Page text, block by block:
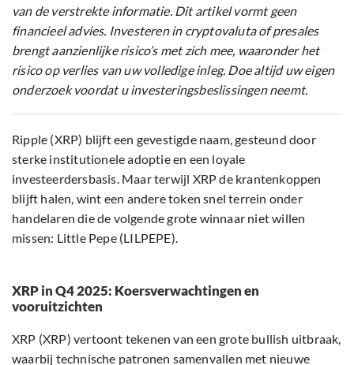
van de verstrekte informatie. Dit artikel vormt geen
financieel advies. Investeren in cryptovaluta of presales
brengt aanzienlijke risico’s met zich mee, waaronder het
risico op verlies van uw volledige inleg. Doe altijd uw eigen
onderzoek voordat u investeringsbeslissingen neemt.
Ripple (XRP) blijft een gevestigde naam, gesteund door
sterke institutionele adoptie en een loyale
investeerdersbasis. Maar terwijl XRP de krantenkoppen
blijft halen, wint een andere token snel terrein onder
handelaren die de volgende grote winnaar niet willen
missen: Little Pepe (LILPEPE).
XRP in Q4 2025: Koersverwachtingen en
vooruitzichten
XRP (XRP) vertoont tekenen van een grote bullish uitbraak,
waarbij technische patronen samenvallen met nieuwe